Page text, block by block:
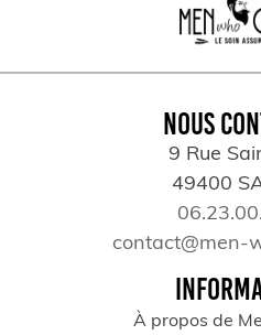
NOUS
9 Rue
49400
contact@men-
À propos de